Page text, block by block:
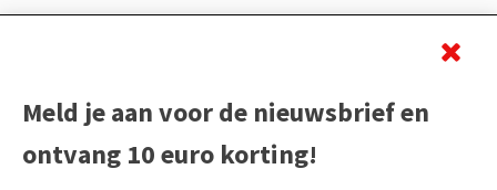
Meld je aan voor de nieuwsbrief en
ontvang 10 euro korting!